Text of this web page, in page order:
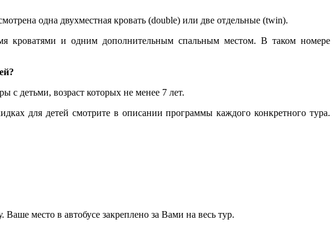
одна двухместная кровать (double) или две отдельные (twin).
кроватями и одним дополнительным спальным местом. В таком номере
с детьми, возраст которых не менее 7 лет.
для детей смотрите в описании программы каждого конкретного тура.
место в автобусе закреплено за Вами на весь тур.